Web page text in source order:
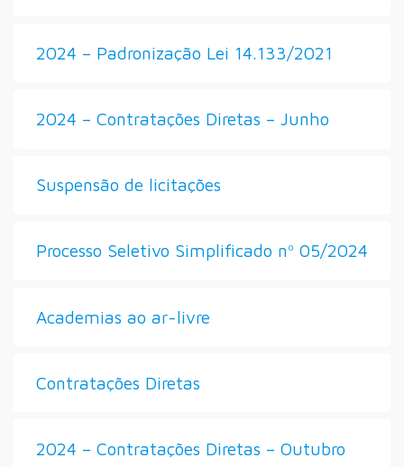
2024 – Padronização Lei 14.133/2021
2024 – Contratações Diretas – Junho
Suspensão de licitações
Processo Seletivo Simplificado nº 05/2024
Academias ao ar-livre
Contratações Diretas
2024 – Contratações Diretas – Outubro